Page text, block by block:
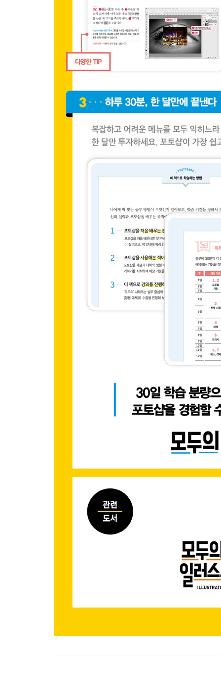
기본 예제 Equalize를 이용한 균일한 명도 보정
SPECIAL TIP 포토샵에서 지원하는 색상 모드를
PART 10 이미지의 분위기를 바꿔보자 2
이미지를 보정하는 툴
CHAPTER 1 이미지의 특정 부분 복제하기
응용 예제 복구 브러시 툴을 이용한 인물 피부 보정
CHAPTER 2 이미지의 명도와 채도 보정하기
기본 예제 닷지 툴 & 번 툴 & 스폰지 툴을 이용한
응용 예제 번 툴을 이용한 입체 문자 만들기
기본 예제 흐림 효과 툴을 이용한 이미지 초점 조절
응용 예제 흐림 효과 툴을 이용한 이미지 음영 표현
이미지를 독특하게 표현하는 필터
CHAPTER 1 렌즈 교정 프로파일과 원근 왜곡 조절
기본 예제 Camera Raw Filter를 이용한 원근 왜곡
CHAPTER 2 렌즈 왜곡 교정과 비네팅 효과 조절하
기본 예제 Lens Correction을 이용한 렌즈 왜곡 수
기본 예제 Vanishing Point를 이용한 이미지 원근
응용 예제 Vanishing Point를 이용한 이미지 원근 맵
CHAPTER 4 손으로 그린 듯한 효과 표현하기
기본 예제 Dry Brush, Paint Daubs를 이용한 그림
CHAPTER 5 이미지 컨트롤을 이용해 흐림 효과 조
기본 에제 Path Blur를 이용한 움직임 표현
CHAPTER 6 이미지 픽셀을 변형하여 입자 표현하
기본 예제 Halftone Pattern을 이용한 망점 표현
레이어 마스크 & 클리핑 마스크 & 보정 레이어
CHAPTER 1 채색을 통해 원하는 부분만 보이게
응용 예제 레이어 마스크를 이용한 눈동자 이미지
CHAPTER 2 레이어의 상하관계로 원하는 부분만
기본 예제 클리핑 마스크를 이용한 다이아몬드 이
응용 예제 클리핑 마스크를 이용한 돋보기 효과 만
CHAPTER 3 이미지 원보은 유지한 채 보정하기 -
기본 예제 보정 레이어를 이용한 눈 쌓인 배경 이미
기본 예제 보정 레이어와 클리핑 마스크를 이용한
응용 예제 레이어 마스크를 이용한 속도감 합성과
기본 예제 문자 패널을 이용한 문자의 자간, 행간